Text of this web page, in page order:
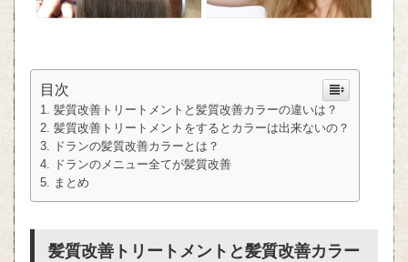
目次
髪質改善トリートメントと髪質改善カラーの違いは？
髪質改善トリートメントをするとカラーは出来ないの？
ドランの髪質改善カラーとは？
ドランのメニュー全てが髪質改善
まとめ
髪質改善トリートメントと髪質改善カラー